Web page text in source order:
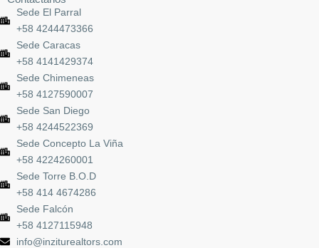
Sede El Parral
+58 4244473366
Sede Caracas
+58 4141429374
Sede Chimeneas
+58 4127590007
Sede San Diego
+58 4244522369
Sede Concepto La Viña
+58 4224260001
Sede Torre B.O.D
+58 414 4674286
Sede Falcón
+58 4127115948
info@inziturealtors.com